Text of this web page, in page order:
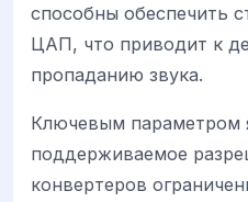
способны обеспечить
ЦАП, что приводит к
пропаданию звука.
Ключевым параметром
поддерживаемое
конвертеров